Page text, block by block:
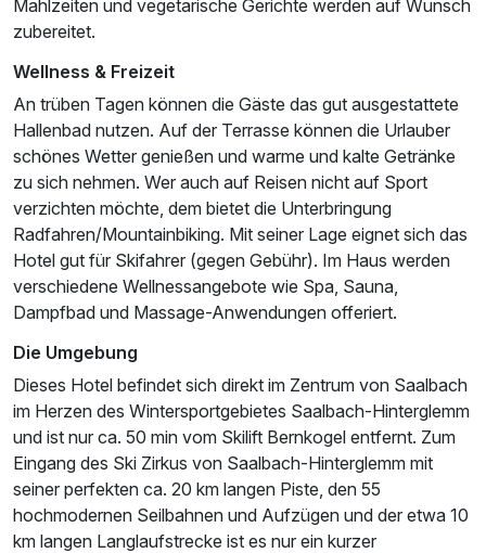
Für 7 Tage
Familienzimmer
4 Erwachsene
Ausstattung
Mahlzeiten und vegetarische Gerichte werden auf Wunsch
zubereitet.
Wellness & Freizeit
An trüben Tagen können die Gäste das gut ausgestattete
Hallenbad nutzen. Auf der Terrasse können die Urlauber
schönes Wetter genießen und warme und kalte Getränke
zu sich nehmen. Wer auch auf Reisen nicht auf Sport
verzichten möchte, dem bietet die Unterbringung
Radfahren/Mountainbiking. Mit seiner Lage eignet sich das
Hotel gut für Skifahrer (gegen Gebühr). Im Haus werden
verschiedene Wellnessangebote wie Spa, Sauna,
Dampfbad und Massage-Anwendungen offeriert.
Die Umgebung
Dieses Hotel befindet sich direkt im Zentrum von Saalbach
im Herzen des Wintersportgebietes Saalbach-Hinterglemm
und ist nur ca. 50 min vom Skilift Bernkogel entfernt. Zum
Eingang des Ski Zirkus von Saalbach-Hinterglemm mit
seiner perfekten ca. 20 km langen Piste, den 55
hochmodernen Seilbahnen und Aufzügen und der etwa 10
km langen Langlaufstrecke ist es nur ein kurzer